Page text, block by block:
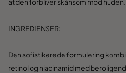
at den forbliver skånsom mod huden.
INGREDIENSER:
Den sofistikerede formulering
retinol og niacinamid med